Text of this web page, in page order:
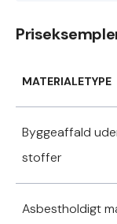
MATERIALETYPE
Byggeaffald
stoffer
Asbestholdigt